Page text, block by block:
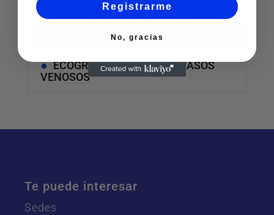
ECOGRAFIA DOPPLER DE VASOS
ECOGRAFIA DOPPLER DE VASOS
VENOSOS
Te puede interesar
Sedes
Registrarme
No, gracias